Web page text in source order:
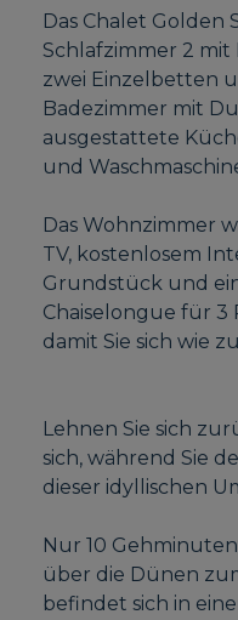
Das Chalet Golden
Schlafzimmer 2
zwei Einzelbetten
Badezimmer mit
ausgestattete
und
Das Wohnzimmer
TV, kostenlosem
Grundstück und
Chaiselongue für 3
damit Sie sich wie
Lehnen Sie sich
sich, während Sie
dieser idyllischen
Nur 10
über die Dünen
befindet sich in